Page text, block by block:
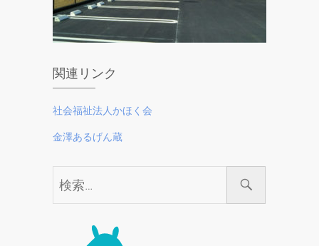
関連リンク
社会福祉法人かほく会
金澤あるげん蔵
索…